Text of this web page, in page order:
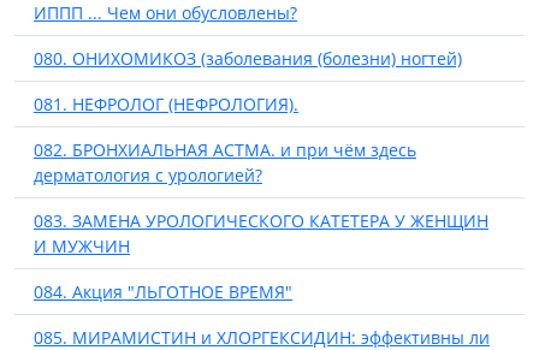
ИППП ... Чем они обусловлены?
080. ОНИХОМИКОЗ (заболевания (болезни) ногтей)
081. НЕФРОЛОГ (НЕФРОЛОГИЯ).
082. БРОНХИАЛЬНАЯ АСТМА. и при чём здесь
дерматология с урологией?
083. ЗАМЕНА УРОЛОГИЧЕСКОГО КАТЕТЕРА У ЖЕНЩИН
И МУЖЧИН
084. Акция "ЛЬГОТНОЕ ВРЕМЯ"
085. МИРАМИСТИН и ХЛОРГЕКСИДИН: эффективны ли